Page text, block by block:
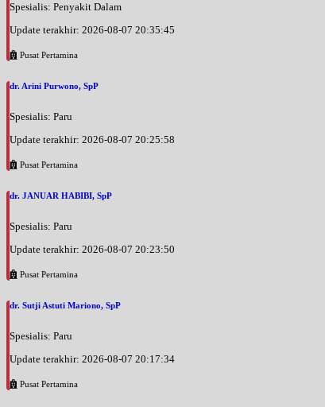
Spesialis: Penyakit Dalam
Update terakhir: 2026-08-07 20:35:45
Pusat Pertamina
dr. Arini Purwono, SpP
Spesialis: Paru
Update terakhir: 2026-08-07 20:25:58
Pusat Pertamina
dr. JANUAR HABIBI, SpP
Spesialis: Paru
Update terakhir: 2026-08-07 20:23:50
Pusat Pertamina
dr. Sutji Astuti Mariono, SpP
Spesialis: Paru
Update terakhir: 2026-08-07 20:17:34
Pusat Pertamina